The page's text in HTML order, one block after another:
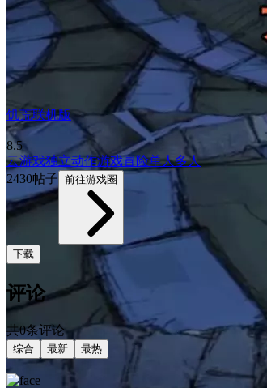
饥荒联机版
8.5
云游戏独立动作游戏冒险单人多人
2430帖子 前往游戏圈
下载
评论
共0条评论
综合 最新 最热